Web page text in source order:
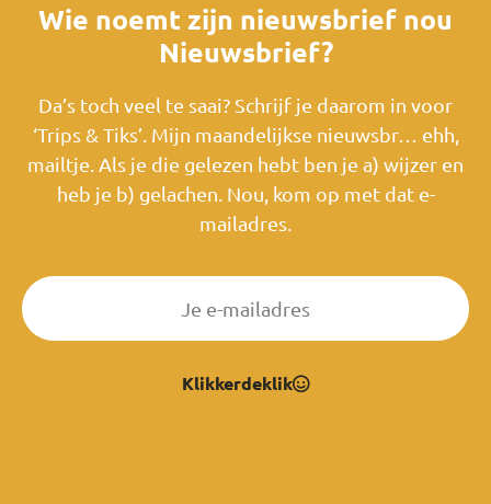
Wie noemt zijn nieuwsbrief nou
Nieuwsbrief?
Da’s toch veel te saai? Schrijf je daarom in voor
‘Trips & Tiks’. Mijn maandelijkse nieuwsbr… ehh,
mailtje. Als je die gelezen hebt ben je a) wijzer en
heb je b) gelachen. Nou, kom op met dat e-
mailadres.
Klikkerdeklik